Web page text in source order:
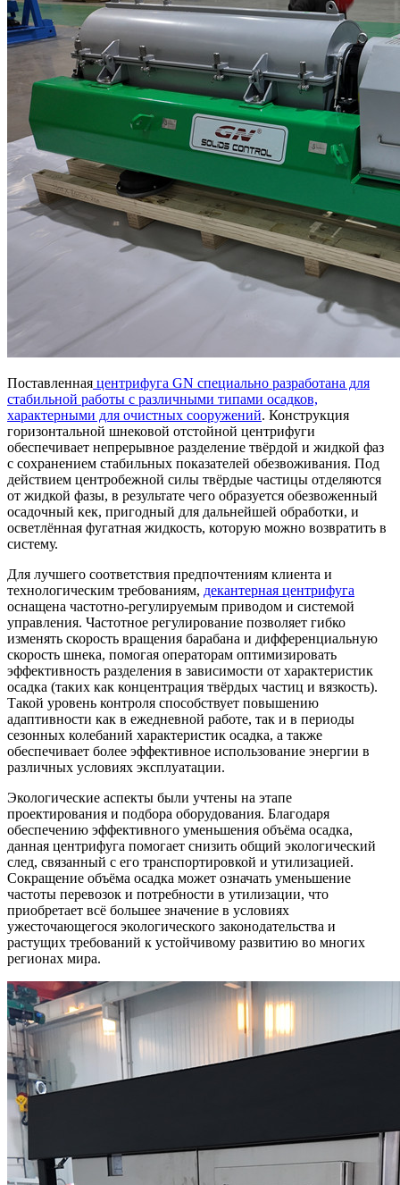
Поставленная центрифуга GN специально разработана для
стабильной работы с различными типами осадков,
характерными для очистных сооружений. Конструкция
горизонтальной шнековой отстойной центрифуги
обеспечивает непрерывное разделение твёрдой и жидкой фаз
с сохранением стабильных показателей обезвоживания. Под
действием центробежной силы твёрдые частицы отделяются
от жидкой фазы, в результате чего образуется обезвоженный
осадочный кек, пригодный для дальнейшей обработки, и
осветлённая фугатная жидкость, которую можно возвратить в
систему.
Для лучшего соответствия предпочтениям клиента и
технологическим требованиям, декантерная центрифуга
оснащена частотно-регулируемым приводом и системой
управления. Частотное регулирование позволяет гибко
изменять скорость вращения барабана и дифференциальную
скорость шнека, помогая операторам оптимизировать
эффективность разделения в зависимости от характеристик
осадка (таких как концентрация твёрдых частиц и вязкость).
Такой уровень контроля способствует повышению
адаптивности как в ежедневной работе, так и в периоды
сезонных колебаний характеристик осадка, а также
обеспечивает более эффективное использование энергии в
различных условиях эксплуатации.
Экологические аспекты были учтены на этапе
проектирования и подбора оборудования. Благодаря
обеспечению эффективного уменьшения объёма осадка,
данная центрифуга помогает снизить общий экологический
след, связанный с его транспортировкой и утилизацией.
Сокращение объёма осадка может означать уменьшение
частоты перевозок и потребности в утилизации, что
приобретает всё большее значение в условиях
ужесточающегося экологического законодательства и
растущих требований к устойчивому развитию во многих
регионах мира.